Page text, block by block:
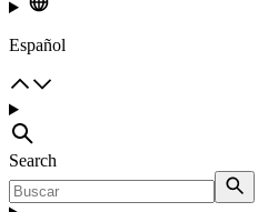
Español
Search